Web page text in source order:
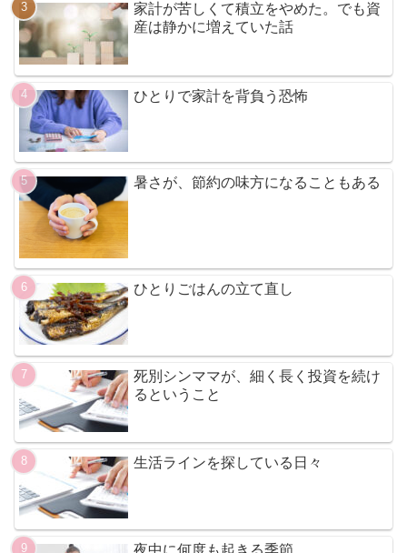
家計が苦しくて積立をやめた。でも資
産は静かに増えていた話
ひとりで家計を背負う恐怖
暑さが、節約の味方になることもある
ひとりごはんの立て直し
死別シンママが、細く長く投資を続け
るということ
生活ラインを探している日々
夜中に何度も起きる季節